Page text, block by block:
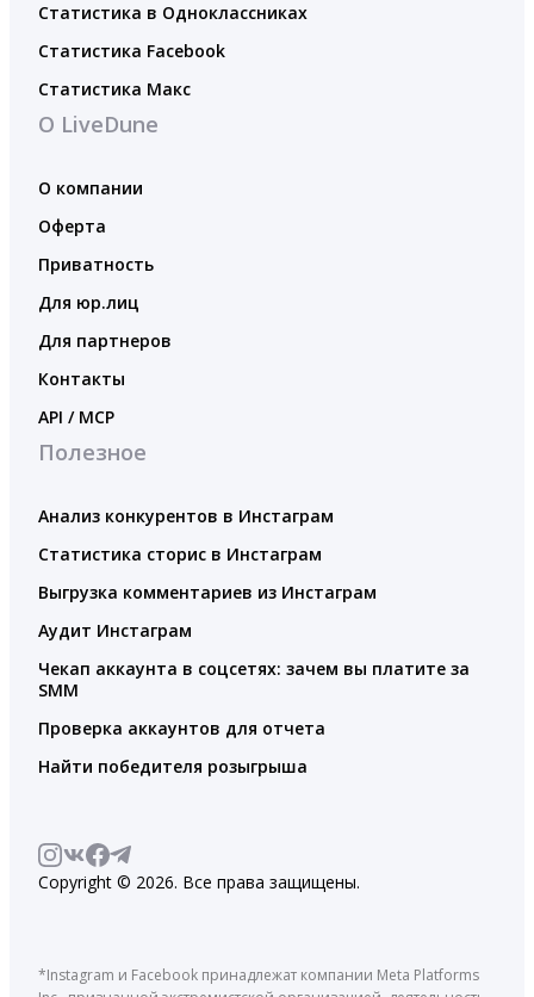
Статистика в Одноклассниках
Статистика Facebook
Статистика Макс
О LiveDune
О компании
Оферта
Приватность
Для юр.лиц
Для партнеров
Контакты
API / MCP
Полезное
Анализ конкурентов в Инстаграм
Статистика сторис в Инстаграм
Выгрузка комментариев из Инстаграм
Аудит Инстаграм
Чекап аккаунта в соцсетях: зачем вы платите за
SMM
Проверка аккаунтов для отчета
Найти победителя розыгрыша
Copyright © 2026. Все права защищены.
*Instagram и Facebook принадлежат компании Meta Platforms